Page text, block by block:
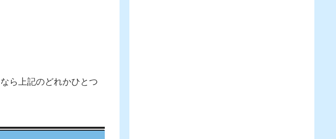
ら上記のどれかひとつ